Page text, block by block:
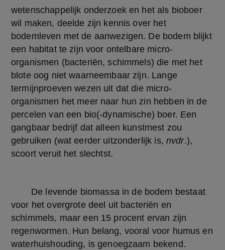
wetenschappelijk onderzoek en het als bioboer
wil maken, deelde zijn kennis over het
bodemleven met de aanwezigen. De bodem blijkt
een habitat te zijn voor ontelbare micro-
organismen (bacteriën, schimmels) die met het
blote oog niet waarneembaar zijn. Lange
termijnproeven wezen uit dat die micro-
organismen het meer naar hun zin hebben in de
percelen van een bio(-dynamische) boer. Een
gangbaar bedrijf dat alleen kunstmest zou
gebruiken (wat eerder uitzonderlijk is, nvdr.),
scoort veruit het slechtst.
voor het overgrote deel uit bacteriën en
schimmels, maar een 15 procent ervan zijn
regenwormen. Hun belang, vooral voor humus en
waterhuishouding, is genoegzaam bekend.